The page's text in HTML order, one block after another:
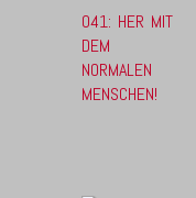
041: HER MIT
DEM
NORMALEN
MENSCHEN!